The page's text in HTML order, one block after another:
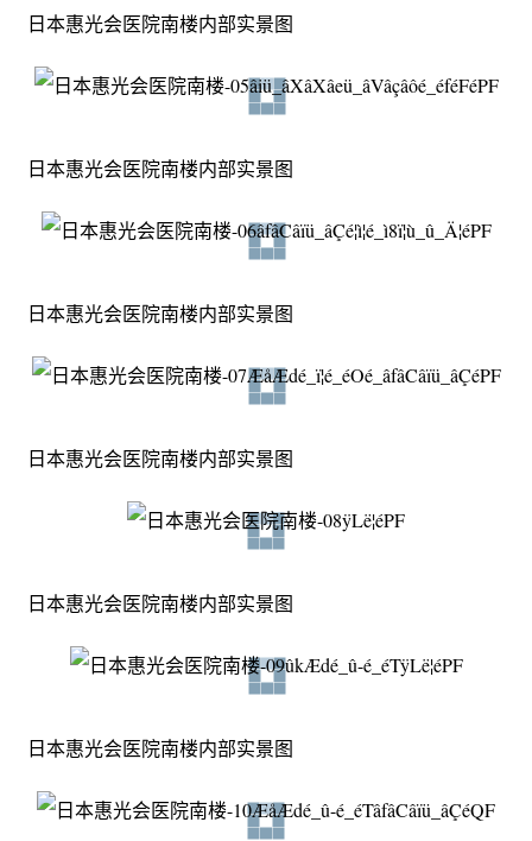
日本惠光会医院南楼内部实景图
日本惠光会医院南楼内部实景图
日本惠光会医院南楼内部实景图
日本惠光会医院南楼内部实景图
日本惠光会医院南楼内部实景图
日本惠光会医院南楼内部实景图